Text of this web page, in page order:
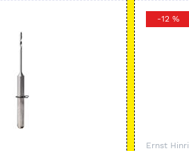
-12 %
Ernst